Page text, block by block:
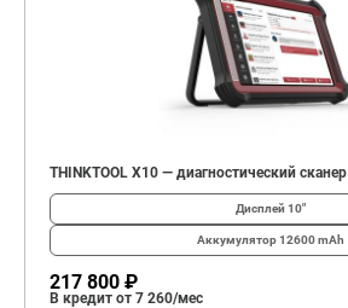
THINKTOOL X10 — диагностический сканер
Дисплей 10"
Аккумулятор12600 mAh
217 800 ₽
В кредит от 7 260/мес